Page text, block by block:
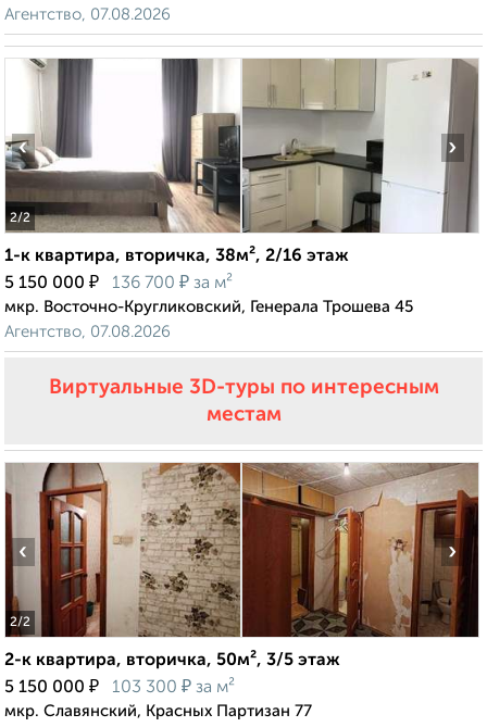
Агентство, 07.08.2026
2/2
‹ ›
1-к квартира, вторичка, 38м², 2/16 этаж
5 150 000 ₽ 136 700 ₽ за м²
мкр. Восточно-Кругликовский, Генерала Трошева 45
Агентство, 07.08.2026
Виртуальные 3D-туры по интересным
местам
2/2
‹ ›
2-к квартира, вторичка, 50м², 3/5 этаж
5 150 000 ₽ 103 300 ₽ за м²
мкр. Славянский, Красных Партизан 77